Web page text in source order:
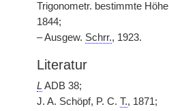
Trigonometr. bestimmte
1844;
– Ausgew. Schrr., 1923.
Literatur
L ADB 38;
J. A. Schöpf, P. C. T., 1871;